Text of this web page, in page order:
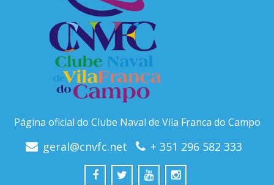
Página oficial do Clube Naval de Vila Franca do Campo
geral@cnvfc.net + 351 296 582 333